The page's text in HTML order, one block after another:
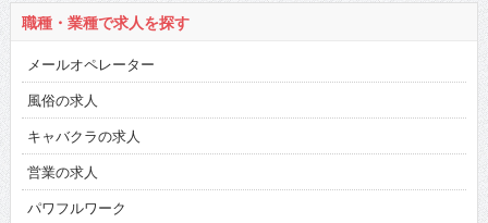
職種・業種で求人を探す
メールオペレーター
風俗の求人
キャバクラの求人
営業の求人
パワフルワーク